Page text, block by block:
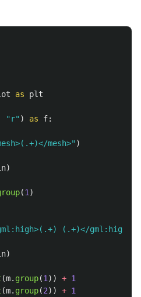
as plt
" r" ) as f:
mesh>" )
)
(1 )
(.+)</gml:high>
)
(m. group(1 )) + 1
(m. group(2)) + 1